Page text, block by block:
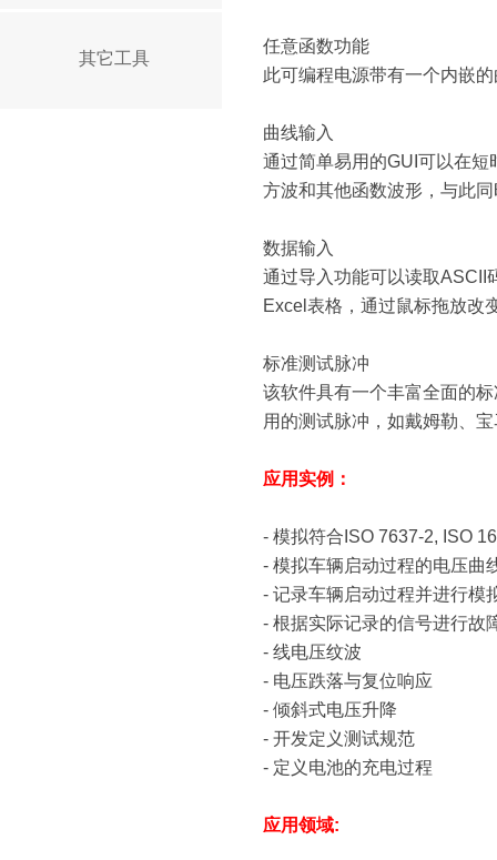
任意函数功能
此可编程电源带有一个内嵌
曲线输入
通过简单易用的GUI 可以在短
方波和其他函数波形，与此
数据输入
通过导入功能可以读取ASCII
Excel 表格，通过鼠标拖放改
标准测试脉冲
该软件具有一个丰富全面的
用的测试脉冲，如戴姆勒、
应用实例：
- 模拟符合 ISO 7637-2, ISO
- 模拟车辆启动过程的电压曲
- 记录车辆启动过程并进行模
- 根据实际记录的信号进行故
- 线电压纹波
- 电压跌落与复位响应
- 倾斜式电压升降
- 开发定义测试规范
- 定义电池的充电过程
应用领域:
其它工具